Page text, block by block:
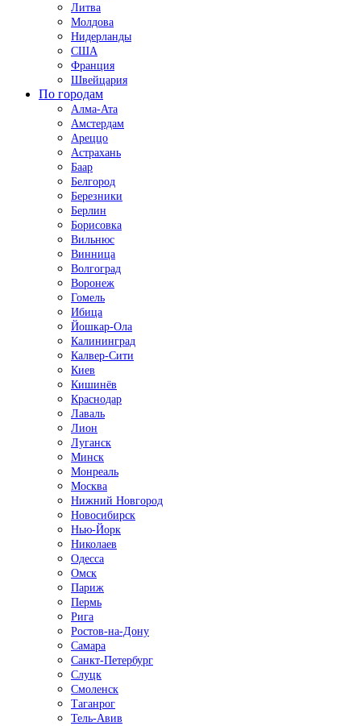
Литва
Молдова
Нидерланды
США
Франция
Швейцария
По городам
Алма-Ата
Амстердам
Ареццо
Астрахань
Баар
Белгород
Березники
Берлин
Борисовка
Вильнюс
Винница
Волгоград
Воронеж
Гомель
Ибица
Йошкар-Ола
Калининград
Калвер-Сити
Киев
Кишинёв
Краснодар
Лаваль
Лион
Луганск
Минск
Монреаль
Москва
Нижний Новгород
Новосибирск
Нью-Йорк
Николаев
Одесса
Омск
Париж
Пермь
Рига
Ростов-на-Дону
Самара
Санкт-Петербург
Слуцк
Смоленск
Таганрог
Тель-Авив